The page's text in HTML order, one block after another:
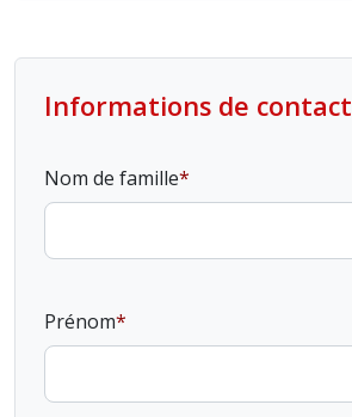
Informations de contact
Nom de famille
Prénom